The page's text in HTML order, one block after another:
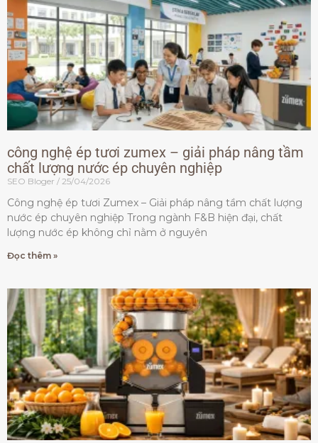
công nghệ ép tươi zumex – giải pháp nâng tầm
chất lượng nước ép chuyên nghiệp
SEO Bloger 25/04/2026
Công nghệ ép tươi Zumex – Giải pháp nâng tầm chất lượng
nước ép chuyên nghiệp Trong ngành F&B hiện đại, chất
lượng nước ép không chỉ nằm ở nguyên
Đọc thêm »